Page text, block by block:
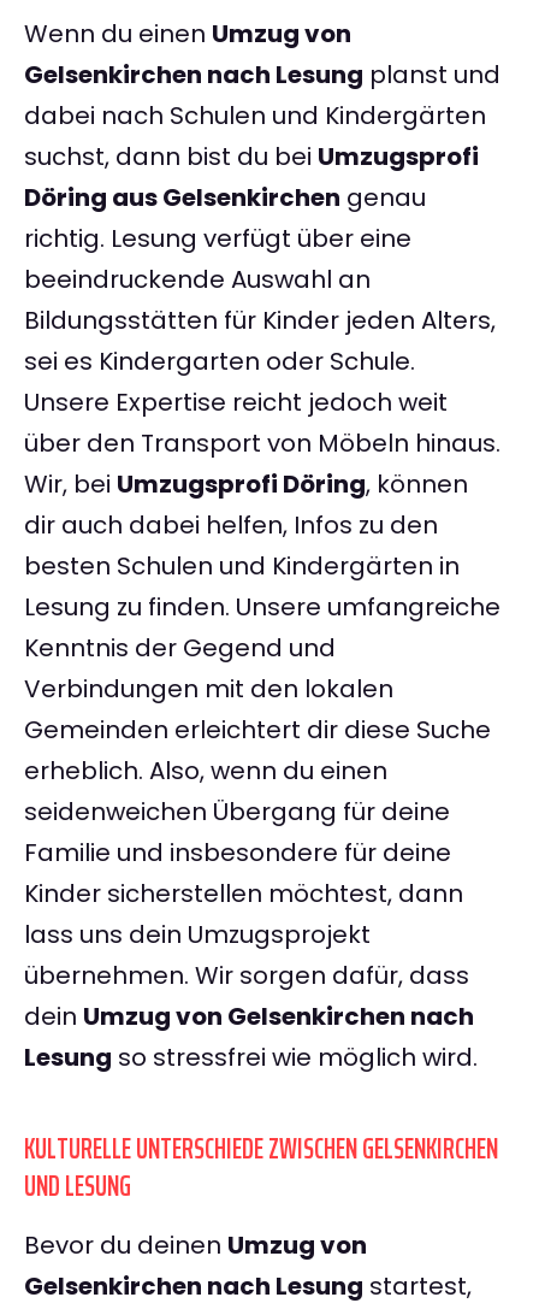
Wenn du einen Umzug von
Gelsenkirchen nach Lesung planst und
dabei nach Schulen und Kindergärten
suchst, dann bist du bei Umzugsprofi
Döring aus Gelsenkirchen genau
richtig. Lesung verfügt über eine
beeindruckende Auswahl an
Bildungsstätten für Kinder jeden Alters,
sei es Kindergarten oder Schule.
Unsere Expertise reicht jedoch weit
über den Transport von Möbeln hinaus.
Wir, bei Umzugsprofi Döring, können
dir auch dabei helfen, Infos zu den
besten Schulen und Kindergärten in
Lesung zu finden. Unsere umfangreiche
Kenntnis der Gegend und
Verbindungen mit den lokalen
Gemeinden erleichtert dir diese Suche
erheblich. Also, wenn du einen
seidenweichen Übergang für deine
Familie und insbesondere für deine
Kinder sicherstellen möchtest, dann
lass uns dein Umzugsprojekt
übernehmen. Wir sorgen dafür, dass
dein Umzug von Gelsenkirchen nach
Lesung so stressfrei wie möglich wird.
KULTURELLE UNTERSCHIEDE ZWISCHEN GELSENKIRCHEN
UND LESUNG
Bevor du deinen Umzug von
Gelsenkirchen nach Lesung startest,